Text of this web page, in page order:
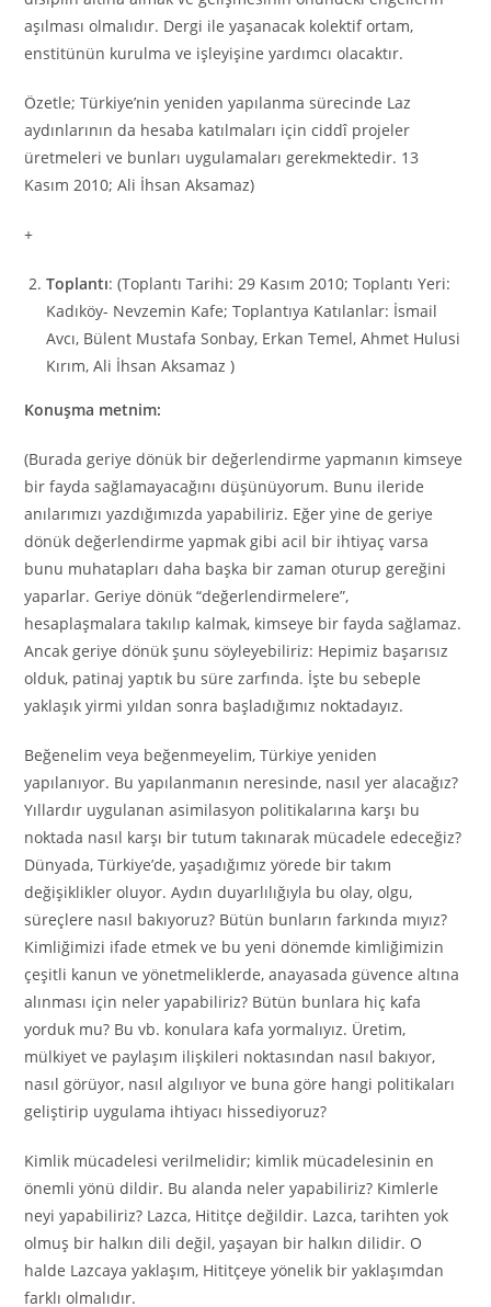
aşılması olmalıdır. Dergi ile yaşanacak kolektif ortam,
enstitünün kurulma ve işleyişine yardımcı olacaktır.
Özetle; Türkiye’nin yeniden yapılanma sürecinde Laz
aydınlarının da hesaba katılmaları için ciddî projeler
üretmeleri ve bunları uygulamaları gerekmektedir. 13
Kasım 2010; Ali İhsan Aksamaz)
+
Toplantı: (Toplantı Tarihi: 29 Kasım 2010; Toplantı Yeri:
Kadıköy- Nevzemin Kafe; Toplantıya Katılanlar: İsmail
Avcı, Bülent Mustafa Sonbay, Erkan Temel, Ahmet Hulusi
Kırım, Ali İhsan Aksamaz )
Konuşma metnim:
(Burada geriye dönük bir değerlendirme yapmanın kimseye
bir fayda sağlamayacağını düşünüyorum. Bunu ileride
anılarımızı yazdığımızda yapabiliriz. Eğer yine de geriye
dönük değerlendirme yapmak gibi acil bir ihtiyaç varsa
bunu muhatapları daha başka bir zaman oturup gereğini
yaparlar. Geriye dönük “değerlendirmelere”,
hesaplaşmalara takılıp kalmak, kimseye bir fayda sağlamaz.
Ancak geriye dönük şunu söyleyebiliriz: Hepimiz başarısız
olduk, patinaj yaptık bu süre zarfında. İşte bu sebeple
yaklaşık yirmi yıldan sonra başladığımız noktadayız.
Beğenelim veya beğenmeyelim, Türkiye yeniden
yapılanıyor. Bu yapılanmanın neresinde, nasıl yer alacağız?
Yıllardır uygulanan asimilasyon politikalarına karşı bu
noktada nasıl karşı bir tutum takınarak mücadele edeceğiz?
Dünyada, Türkiye’de, yaşadığımız yörede bir takım
değişiklikler oluyor. Aydın duyarlılığıyla bu olay, olgu,
süreçlere nasıl bakıyoruz? Bütün bunların farkında mıyız?
Kimliğimizi ifade etmek ve bu yeni dönemde kimliğimizin
çeşitli kanun ve yönetmeliklerde, anayasada güvence altına
alınması için neler yapabiliriz? Bütün bunlara hiç kafa
yorduk mu? Bu vb. konulara kafa yormalıyız. Üretim,
mülkiyet ve paylaşım ilişkileri noktasından nasıl bakıyor,
nasıl görüyor, nasıl algılıyor ve buna göre hangi politikaları
geliştirip uygulama ihtiyacı hissediyoruz?
Kimlik mücadelesi verilmelidir; kimlik mücadelesinin en
önemli yönü dildir. Bu alanda neler yapabiliriz? Kimlerle
neyi yapabiliriz? Lazca, Hititçe değildir. Lazca, tarihten yok
olmuş bir halkın dili değil, yaşayan bir halkın dilidir. O
halde Lazcaya yaklaşım, Hititçeye yönelik bir yaklaşımdan
farklı olmalıdır.